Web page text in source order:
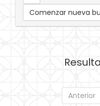
Comenzar nueva
Anterior